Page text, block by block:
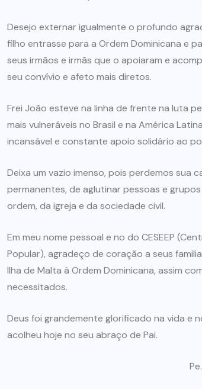
Desejo externar igualmente o profundo
filho entrasse para a Ordem Dominicana e
seus irmãos e irmãs que o apoiaram e
seu convívio e afeto mais diretos.
Frei João esteve na linha de frente na luta
mais vulneráveis no Brasil e na América
incansável e constante apoio solidário ao
Deixa um vazio imenso, pois perdemos sua
permanentes, de aglutinar pessoas e
ordem, da igreja e da sociedade civil.
Em meu nome pessoal e no do CESEEP
Popular), agradeço de coração a seus
Ilha de Malta à Ordem Dominicana, assim
necessitados.
Deus foi grandemente glorificado na vida e
acolheu hoje no seu abraço de Pai.
ARTIGOS CESEEP
O ECUMENISMO
TRANSFORMADOR
DENTRO DE NÓS –